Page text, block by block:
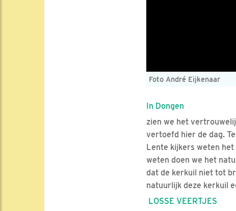
Foto André Eijkenaar
In Dongen
zien we het
vertoefd hier de dag.
Lente kijkers weten het
weten doen we het
dat de kerkuil niet tot
natuurlijk deze kerkuil
LOSSE VEERTJES